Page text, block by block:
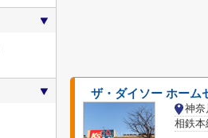
相鉄本